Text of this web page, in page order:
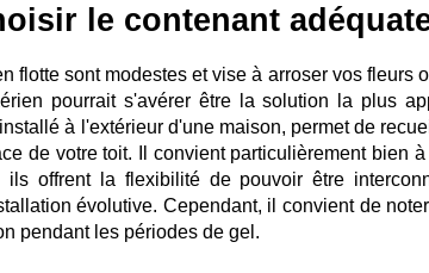
le contenant
flotte sont modestes et vise à arroser vos fleurs
pourrait s'avérer être la solution la plus
à l'extérieur d'une maison, permet de
de votre toit. Il convient particulièrement bien
offrent la flexibilité de pouvoir être
évolutive. Cependant, il convient de
pendant les périodes de gel.